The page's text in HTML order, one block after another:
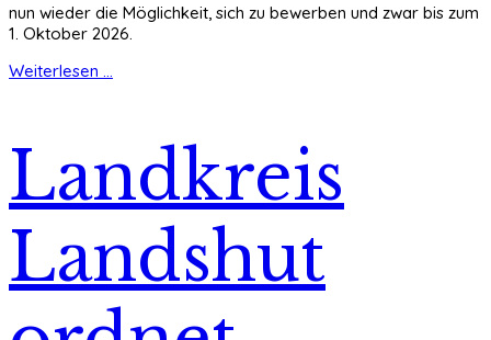
nun wieder die Möglichkeit, sich zu bewerben und zwar bis zum
1. Oktober 2026.
Weiterlesen ...
Landkreis
Landshut